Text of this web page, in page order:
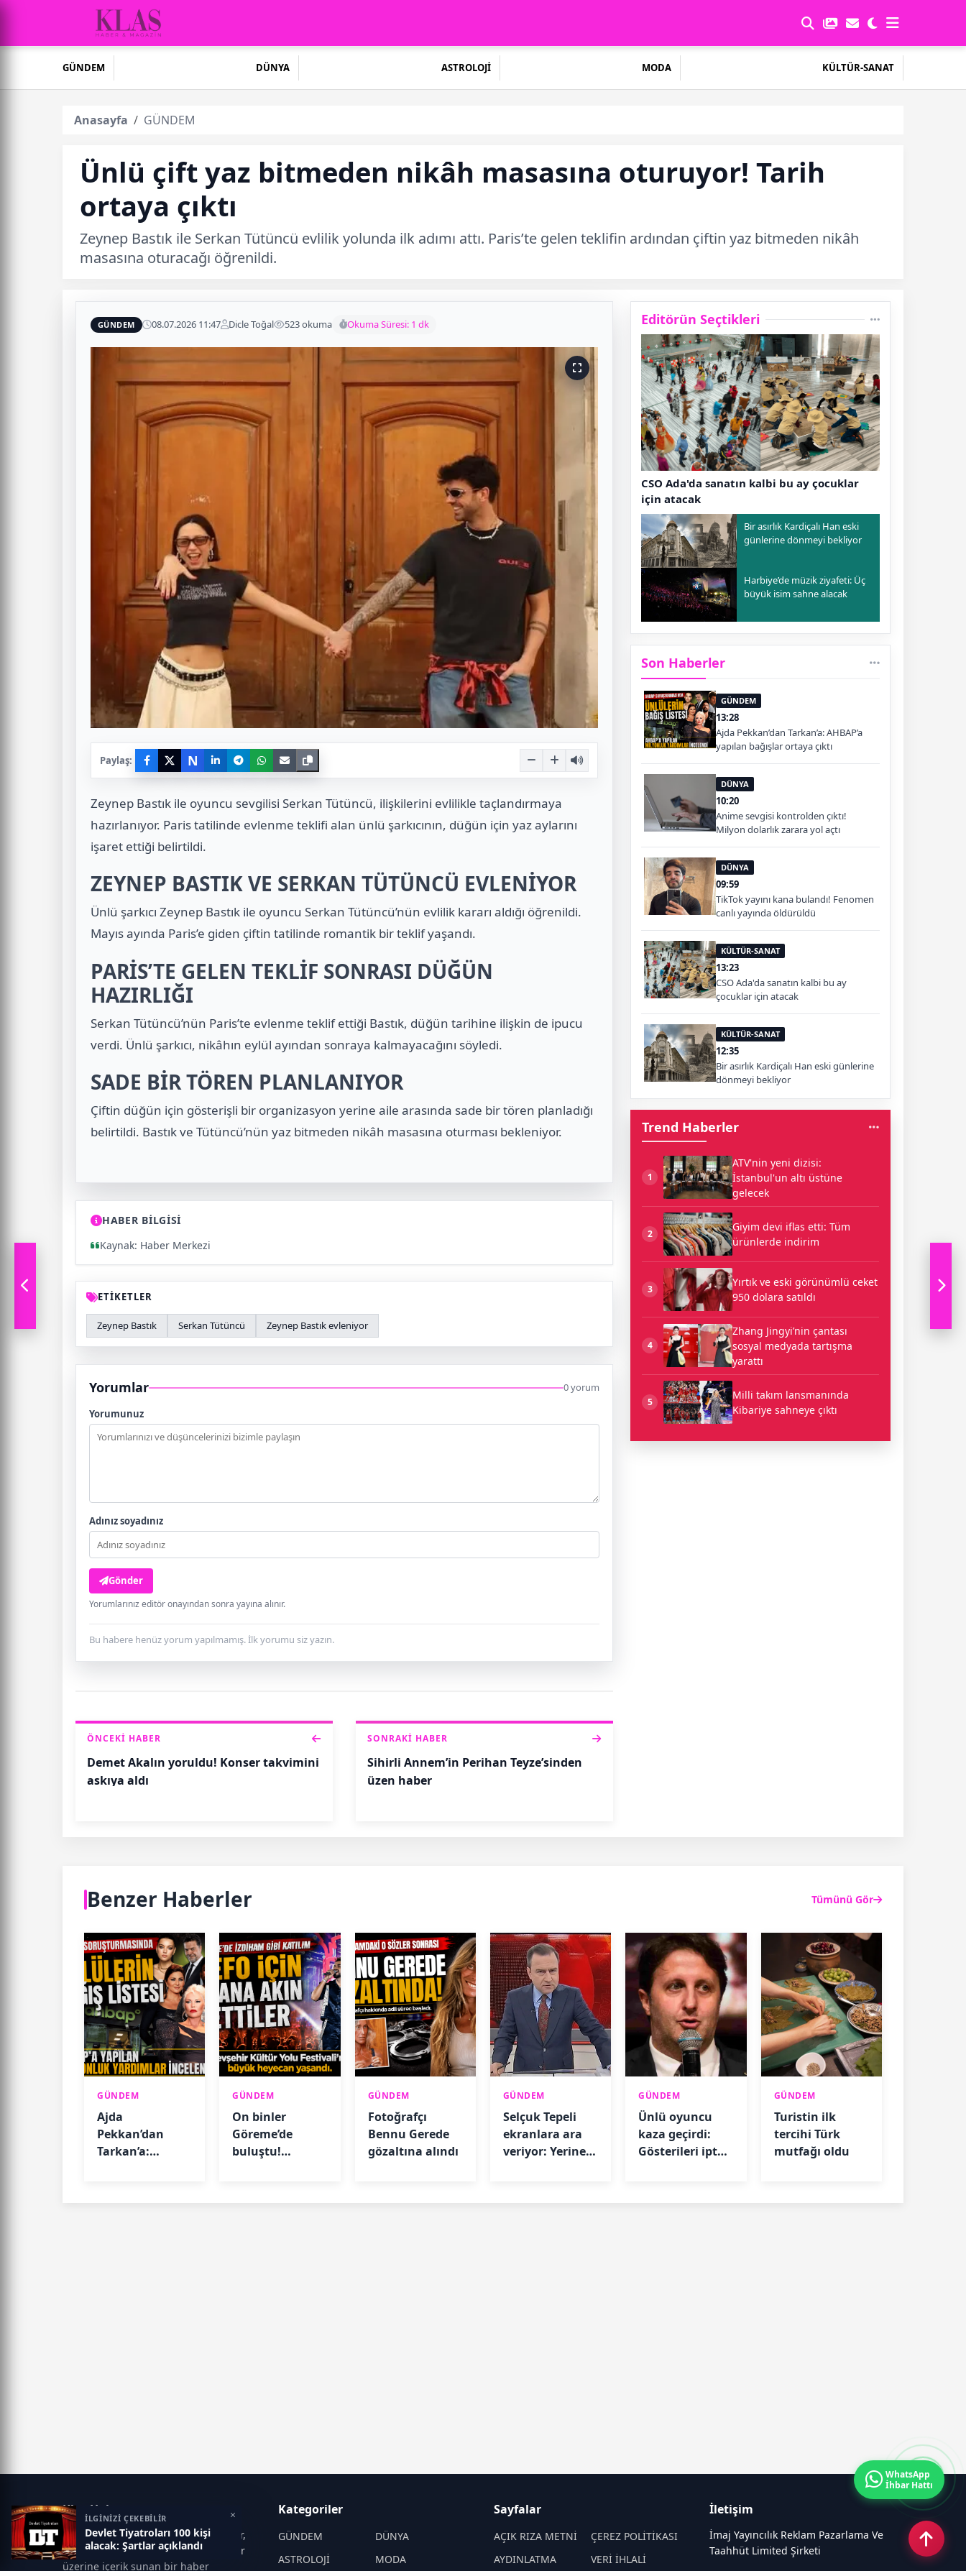
GÜNDEM DÜNYA ASTROLOJİ MODA KÜLTÜR-SANAT
Anasayfa GÜNDEM
Ünlü çift yaz bitmeden nikâh masasına oturuyor! Tarih
ortaya çıktı
Zeynep Bastık ile Serkan Tütüncü evlilik yolunda ilk adımı attı. Paris’te gelen teklifin ardından çiftin yaz bitmeden nikâh
masasına oturacağı öğrenildi.
GÜNDEM 08.07.2026 11:47 Dicle Toğal 523 okuma Okuma Süresi: 1 dk
Paylaş: N
Zeynep Bastık ile oyuncu sevgilisi Serkan Tütüncü, ilişkilerini evlilikle taçlandırmaya
hazırlanıyor. Paris tatilinde evlenme teklifi alan ünlü şarkıcının, düğün için yaz aylarını
işaret ettiği belirtildi.
ZEYNEP BASTIK VE SERKAN TÜTÜNCÜ EVLENİYOR
Ünlü şarkıcı Zeynep Bastık ile oyuncu Serkan Tütüncü’nün evlilik kararı aldığı öğrenildi.
Mayıs ayında Paris’e giden çiftin tatilinde romantik bir teklif yaşandı.
PARİS’TE GELEN TEKLİF SONRASI DÜĞÜN
HAZIRLIĞI
Serkan Tütüncü’nün Paris’te evlenme teklif ettiği Bastık, düğün tarihine ilişkin de ipucu
verdi. Ünlü şarkıcı, nikâhın eylül ayından sonraya kalmayacağını söyledi.
SADE BİR TÖREN PLANLANIYOR
Çiftin düğün için gösterişli bir organizasyon yerine aile arasında sade bir tören planladığı
belirtildi. Bastık ve Tütüncü’nün yaz bitmeden nikâh masasına oturması bekleniyor.
HABER BİLGİSİ
Kaynak: Haber Merkezi
ETİKETLER
Zeynep Bastık Serkan Tütüncü Zeynep Bastık evleniyor
Yorumlar 0 yorum
Yorumunuz
Adınız soyadınız
Gönder
Yorumlarınız editör onayından sonra yayına alınır.
Bu habere henüz yorum yapılmamış. İlk yorumu siz yazın.
ÖNCEKI HABER
Demet Akalın yoruldu! Konser takvimini
askıya aldı
SONRAKI HABER
Sihirli Annem’in Perihan Teyze’sinden
üzen haber
Editörün Seçtikleri
CSO Ada'da sanatın kalbi bu ay çocuklar
için atacak
Bir asırlık Kardiçalı Han eski
günlerine dönmeyi bekliyor
Harbiye’de müzik ziyafeti: Üç
büyük isim sahne alacak
Son Haberler
GÜNDEM
13:28
Ajda Pekkan’dan Tarkan’a: AHBAP’a
yapılan bağışlar ortaya çıktı
DÜNYA
10:20
Anime sevgisi kontrolden çıktı!
Milyon dolarlık zarara yol açtı
DÜNYA
09:59
TikTok yayını kana bulandı! Fenomen
canlı yayında öldürüldü
KÜLTÜR-SANAT
13:23
CSO Ada'da sanatın kalbi bu ay
çocuklar için atacak
KÜLTÜR-SANAT
12:35
Bir asırlık Kardiçalı Han eski günlerine
dönmeyi bekliyor
Trend Haberler
1
ATV'nin yeni dizisi:
İstanbul'un altı üstüne
gelecek
2
Giyim devi iflas etti: Tüm
ürünlerde indirim
3
Yırtık ve eski görünümlü ceket
950 dolara satıldı
4
Zhang Jingyi’nin çantası
sosyal medyada tartışma
yarattı
5
Milli takım lansmanında
Kibariye sahneye çıktı
Benzer Haberler Tümünü Gör
GÜNDEM
Ajda
Pekkan’dan
Tarkan’a:
GÜNDEM
On binler
Göreme’de
buluştu!
GÜNDEM
Fotoğrafçı
Bennu Gerede
gözaltına alındı
GÜNDEM
Selçuk Tepeli
ekranlara ara
veriyor: Yerine
GÜNDEM
Ünlü oyuncu
kaza geçirdi:
Gösterileri iptal
GÜNDEM
Turistin ilk
tercihi Türk
mutfağı oldu
İLGİNİZİ ÇEKEBİLİR
Devlet Tiyatroları 100 kişi
alacak: Şartlar açıklandı
×
Klas Haber
Klas Haber; magazin dünyası, ünlüler,
son dakika gelişmeleri ve dedikodular
üzerine içerik sunan bir haber
Kategoriler
GÜNDEM
DÜNYA
ASTROLOJİ
MODA
Sayfalar
AÇIK RIZA METNİ
ÇEREZ POLİTİKASI
AYDINLATMA
VERİ İHLALİ
İletişim
İmaj Yayıncılık Reklam Pazarlama Ve
Taahhüt Limited Şirketi
WhatsApp
İhbar Hattı